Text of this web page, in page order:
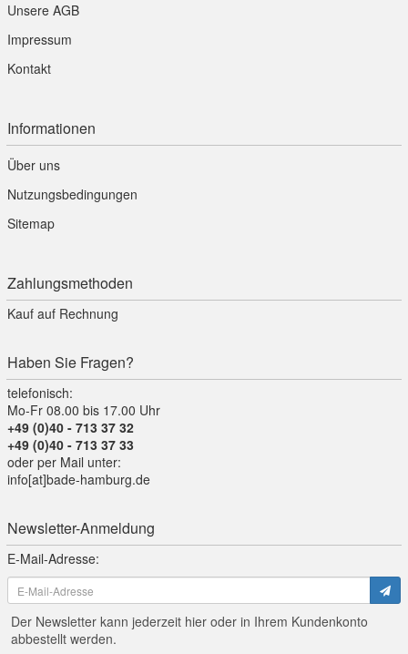
Unsere AGB
Impressum
Kontakt
Informationen
Über uns
Nutzungsbedingungen
Sitemap
Zahlungsmethoden
Kauf auf Rechnung
Haben Sie Fragen?
telefonisch:
Mo-Fr 08.00 bis 17.00 Uhr
+49 (0)40 - 713 37 32
+49 (0)40 - 713 37 33
oder per Mail unter:
info[at]bade-hamburg.de
Newsletter-Anmeldung
E-Mail-Adresse:
Der Newsletter kann jederzeit hier oder in Ihrem Kundenkonto
abbestellt werden.